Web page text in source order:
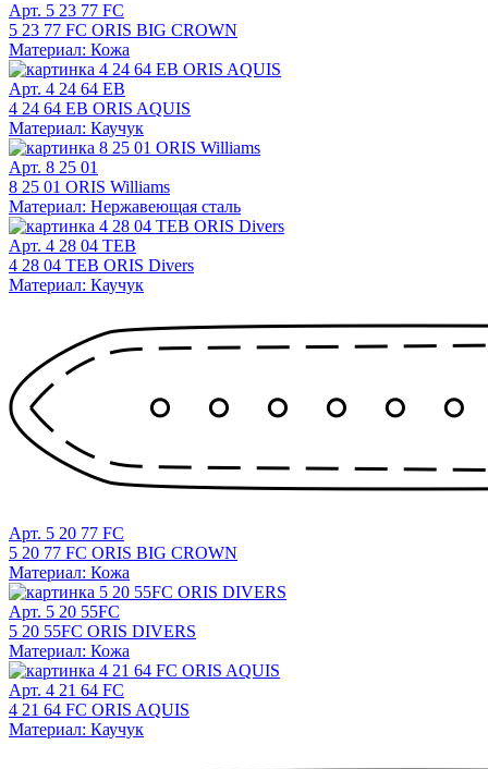
Арт. 5 23 77 FC
5 23 77 FC ORIS BIG CROWN
Материал: Кожа
Арт. 4 24 64 EB
4 24 64 EB ORIS AQUIS
Материал: Каучук
Арт. 8 25 01
8 25 01 ORIS Williams
Материал: Нержавеющая сталь
Арт. 4 28 04 TEB
4 28 04 TEB ORIS Divers
Материал: Каучук
Арт. 5 20 77 FC
5 20 77 FC ORIS BIG CROWN
Материал: Кожа
Арт. 5 20 55FC
5 20 55FC ORIS DIVERS
Материал: Кожа
Арт. 4 21 64 FC
4 21 64 FC ORIS AQUIS
Материал: Каучук